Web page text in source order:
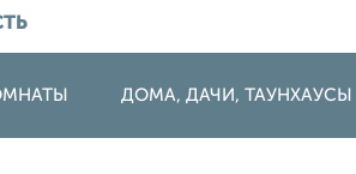
ДОМА, ДАЧИ, ТАУНХАУСЫ